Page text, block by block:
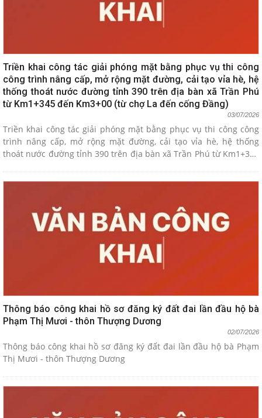
Triền khai công tác giải phóng mặt bằng phục vụ thi công
công trình nâng cấp, mở rộng mặt đường, cải tạo vỉa hè, hệ
thống thoát nước đường tỉnh 390 trên địa bàn xã Trần Phú
từ Km1+345 đến Km3+00 (từ chợ La đến cống Đầng)
03/07/2026
Triền khai công tác giải phóng mặt bằng phục vụ thi công công
trình nâng cấp, mở rộng mặt đường, cải tạo vỉa hè, hệ thống
thoát nước đường tỉnh 390 trên địa bàn xã Trần Phú từ Km1+345
Thông báo công khai hồ sơ đăng ký đất đai lần đầu hộ bà
Phạm Thị Mươi - thôn Thượng Dương
02/07/2026
Thông báo công khai hồ sơ đăng ký đất đai lần đầu hộ bà Phạm
Thị Mươi - thôn Thượng Dương